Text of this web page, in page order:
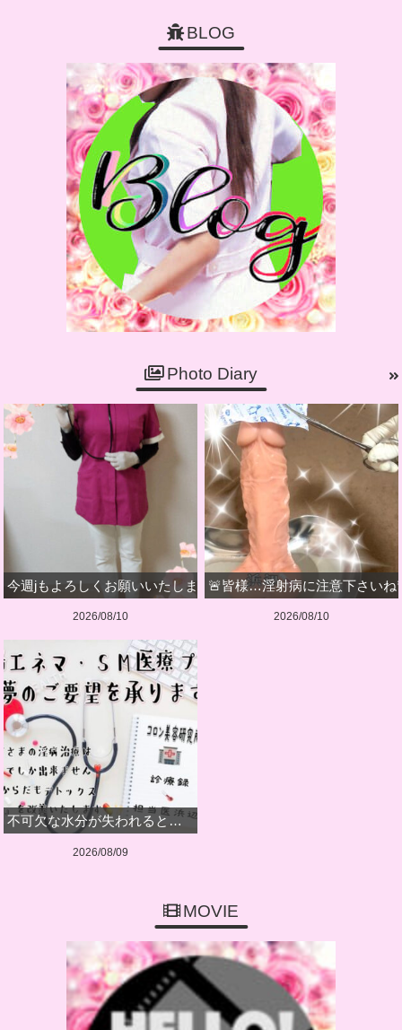
BLOG
Photo Diary
今週jもよろしくお願いいたします
2026/08/10
🚨皆様…淫射病に注意下さいね
2026/08/10
不可欠な水分が失われると…
2026/08/09
MOVIE